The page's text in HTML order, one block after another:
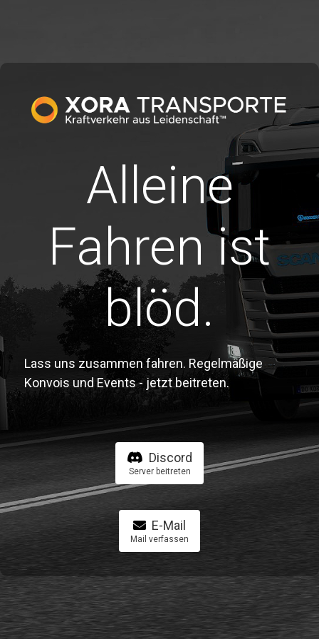
Alleine
Fahren ist
blöd.
Lass uns zusammen fahren. Regelmäßige
Konvois und Events - jetzt beitreten.
Discord
Server beitreten
E-Mail
Mail verfassen